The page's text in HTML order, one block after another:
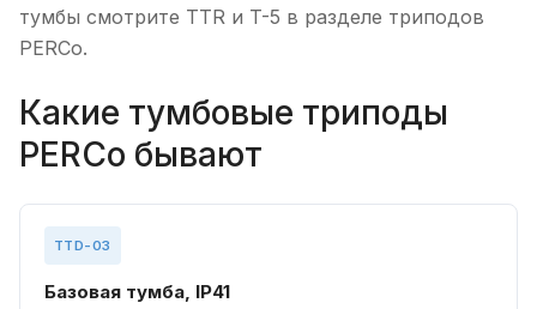
тумбы смотрите TTR и T-5 в разделе триподов
PERCo.
Какие тумбовые триподы
PERCo бывают
TTD-03
Базовая тумба, IP41